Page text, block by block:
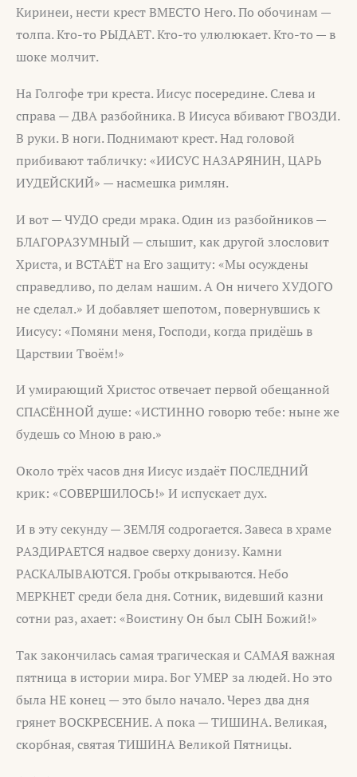
Киринеи, нести крест ВМЕСТО Него. По обочинам —
толпа. Кто-то РЫДАЕТ. Кто-то улюлюкает. Кто-то — в
шоке молчит.
На Голгофе три креста. Иисус посередине. Слева и
справа — ДВА разбойника. В Иисуса вбивают ГВОЗДИ.
В руки. В ноги. Поднимают крест. Над головой
прибивают табличку: «ИИСУС НАЗАРЯНИН, ЦАРЬ
ИУДЕЙСКИЙ» — насмешка римлян.
И вот — ЧУДО среди мрака. Один из разбойников —
БЛАГОРАЗУМНЫЙ — слышит, как другой злословит
Христа, и ВСТАЁТ на Его защиту: «Мы осуждены
справедливо, по делам нашим. А Он ничего ХУДОГО
не сделал.» И добавляет шепотом, повернувшись к
Иисусу: «Помяни меня, Господи, когда придёшь в
Царствии Твоём!»
И умирающий Христос отвечает первой обещанной
СПАСЁННОЙ душе: «ИСТИННО говорю тебе: ныне же
будешь со Мною в раю.»
Около трёх часов дня Иисус издаёт ПОСЛЕДНИЙ
крик: «СОВЕРШИЛОСЬ!» И испускает дух.
И в эту секунду — ЗЕМЛЯ содрогается. Завеса в храме
РАЗДИРАЕТСЯ надвое сверху донизу. Камни
РАСКАЛЫВАЮТСЯ. Гробы открываются. Небо
МЕРКНЕТ среди бела дня. Сотник, видевший казни
сотни раз, ахает: «Воистину Он был СЫН Божий!»
Так закончилась самая трагическая и САМАЯ важная
пятница в истории мира. Бог УМЕР за людей. Но это
была НЕ конец — это было начало. Через два дня
грянет ВОСКРЕСЕНИЕ. А пока — ТИШИНА. Великая,
скорбная, святая ТИШИНА Великой Пятницы.